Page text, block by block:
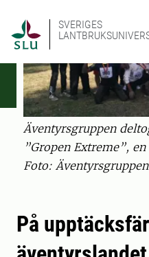
SVERIGES
Äventyrsgruppen
”Gropen Extreme”,
Foto:
På